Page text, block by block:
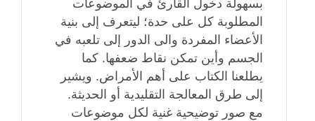
بسهولة دخول القارئ في الموضوعات
المطلوبة كل على حدة؛ ليتعرف إلى بنية
الأعضاء المفردة والى الدور إلى تلعبه في
الجسم وأين تمكن نقاط ضعفها. كما
يطلعنا الكتاب على أهم الأمراض. ويشير
إلى طرق المعالجة التقليدية أو الحديثة.
مع صور توضيحية غنية لكل موضوعات